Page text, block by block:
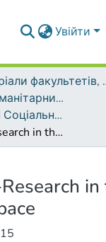
Увійти
Матеріали
Соціально-гуманітарний факультет
Наукові праці Соціально-гуманітарного факультету
Evaluation-Research in the Scientific Space
in